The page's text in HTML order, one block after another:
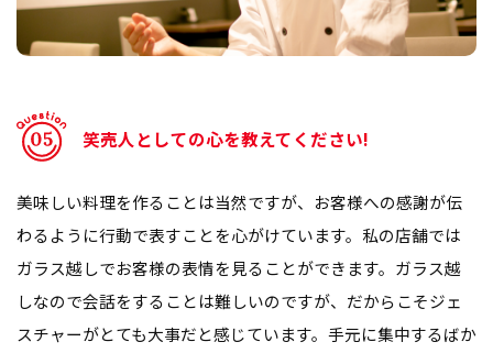
笑売人としての心を教えてください!
美味しい料理を作ることは当然ですが、お客様への感謝が伝
わるように行動で表すことを心がけています。私の店舗では
ガラス越しでお客様の表情を見ることができます。ガラス越
しなので会話をすることは難しいのですが、だからこそジェ
スチャーがとても大事だと感じています。手元に集中するばか